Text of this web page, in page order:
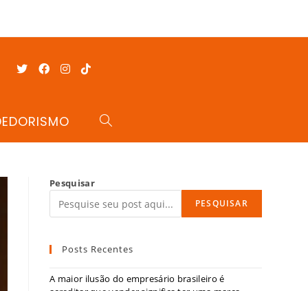
Pesquisar
PESQUISAR
Posts Recentes
A maior ilusão do empresário brasileiro é